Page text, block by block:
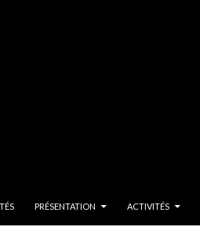
PRÉSENTATION ACTIVITÉS